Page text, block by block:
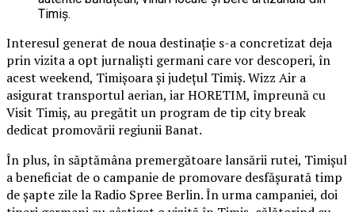
Timiș.
Interesul generat de noua destinație s-a concretizat deja
prin vizita a opt jurnaliști germani care vor descoperi, în
acest weekend, Timișoara și județul Timiș. Wizz Air a
asigurat transportul aerian, iar HORETIM, împreună cu
Visit Timiș, au pregătit un program de tip city break
dedicat promovării regiunii Banat.
În plus, în săptămâna premergătoare lansării rutei, Timișul
a beneficiat de o campanie de promovare desfășurată timp
de șapte zile la Radio Spree Berlin. În urma campaniei, doi